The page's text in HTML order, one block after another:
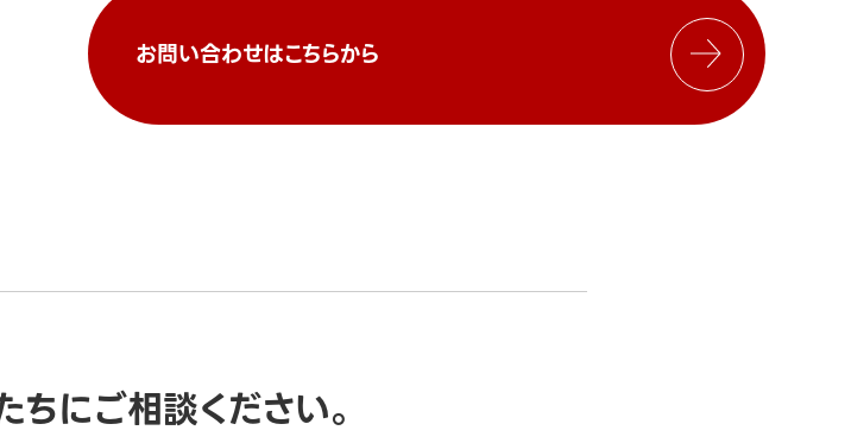
お問い合わせはこちらから
にご相談ください。